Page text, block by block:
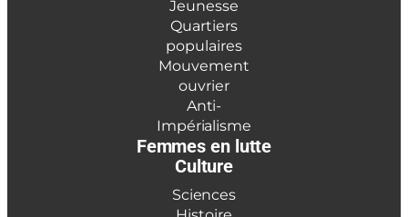
Jeunesse
Quartiers
populaires
Mouvement
ouvrier
Anti-
Impérialisme
Femmes en lutte
Culture
Sciences